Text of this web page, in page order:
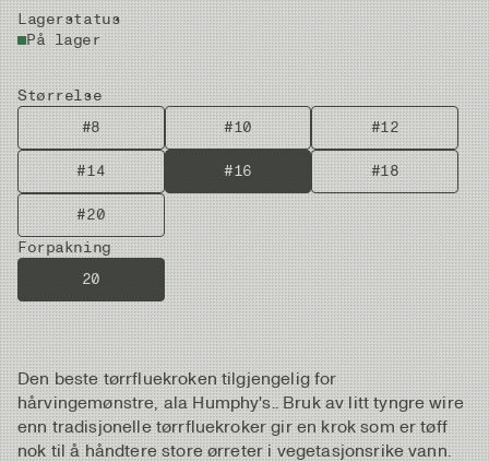
Lagerstatus
På lager
Størrelse
#8
#10 #12
#14 #16 #18
#20
Forpakning
20
Den beste tørrfluekroken tilgjengelig for
hårvingemønstre, ala Humphy's.. Bruk av litt tyngre wire
enn tradisjonelle tørrfluekroker gir en krok som er tøff
nok til å håndtere store ørreter i vegetasjonsrike vann.